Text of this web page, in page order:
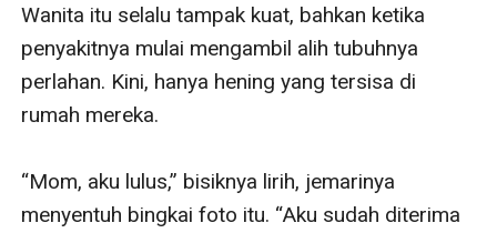
Wanita itu selalu tampak kuat, bahkan ketika
penyakitnya mulai mengambil alih tubuhnya
perlahan. Kini, hanya hening yang tersisa di
rumah mereka.
“Mom, aku lulus,” bisiknya lirih, jemarinya
menyentuh bingkai foto itu. “Aku sudah diterima